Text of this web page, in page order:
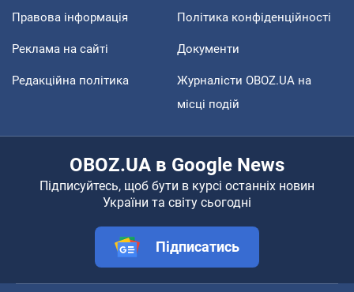
Правова інформація Політика конфіденційності
Реклама на сайті Документи
Редакційна політика
Журналісти OBOZ.UA на
місці подій
OBOZ.UA в Google News
Підписуйтесь, щоб бути в курсі останніх новин
України та світу сьогодні
Підписатись